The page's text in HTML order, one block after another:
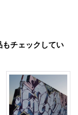
チェックしてい